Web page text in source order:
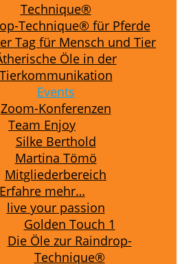
Technique®
Technique® für Pferde
Tag für Mensch und Tier
Öle in der
Tierkommunikation
Events
Zoom-Konferenzen
Team Enjoy
Silke Berthold
Martina Tömö
Mitgliederbereich
Erfahre mehr…
live your passion
Golden Touch 1
Die Öle zur Raindrop-
Technique®